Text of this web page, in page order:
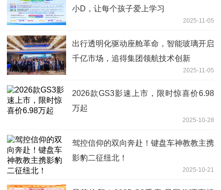
小D，让每个孩子爱上学习
2025-11-05
出行透明化驱动座舱革命，智能玻璃开启
千亿市场，追得集团领航技术创新
2025-11-05
2026款GS3影速上市，限时惊喜价6.98
万起
2025-10-28
驾控信仰的双向奔赴！键盘车神教教主携
影豹二征纽北！
2025-10-21